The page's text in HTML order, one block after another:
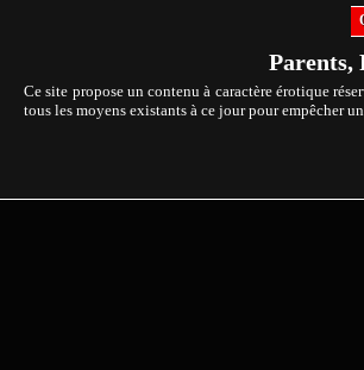
Parents,
Ce site propose un contenu à caractère érotique
tous les moyens existants à ce jour pour empêcher